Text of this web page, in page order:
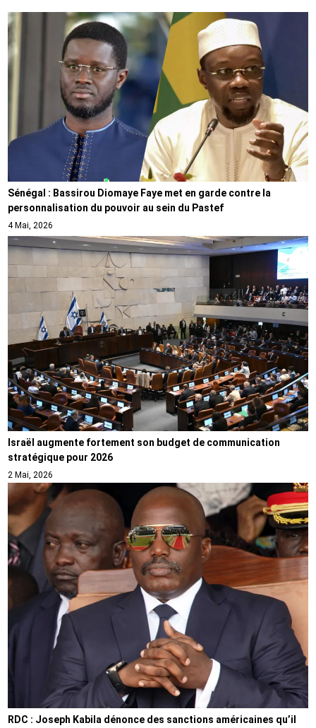
Sénégal : Bassirou Diomaye Faye met en garde contre la
personnalisation du pouvoir au sein du Pastef
4 Mai, 2026
Israël augmente fortement son budget de communication
stratégique pour 2026
2 Mai, 2026
RDC : Joseph Kabila dénonce des sanctions américaines qu’il